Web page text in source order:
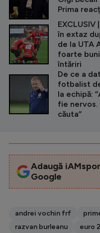
Prima
EXCLUSIV
în extaz
de la UTA
foarte
întăriri
De ce a
fotbalist
la echipă:
fie nervos.
căuta”
Adaugă
Google
andrei vochin frf
razvan burleanu
euro